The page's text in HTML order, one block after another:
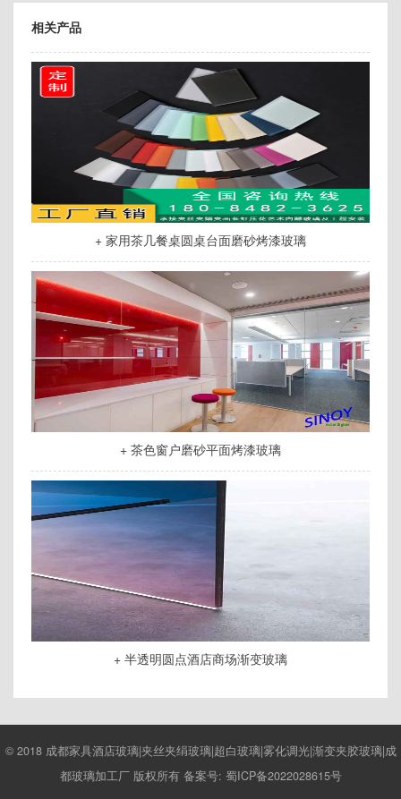
相关产品
+ 家用茶几餐桌圆桌台面磨砂烤漆玻璃
+ 茶色窗户磨砂平面烤漆玻璃
+ 半透明圆点酒店商场渐变玻璃
© 2018 成都家具酒店玻璃|夹丝夹绢玻璃|超白玻璃|雾化调光|渐变夹胶玻璃|成
都玻璃加工厂 版权所有 备案号: 蜀ICP备2022028615号